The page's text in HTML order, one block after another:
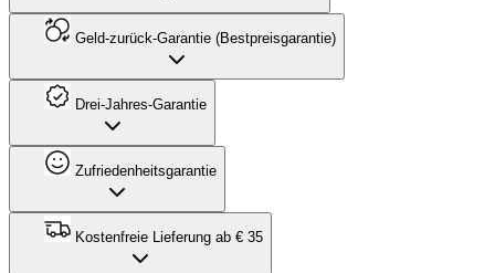
Geld-zurück-Garantie (Bestpreisgarantie)
Drei-Jahres-Garantie
Zufriedenheitsgarantie
Kostenfreie Lieferung ab € 35